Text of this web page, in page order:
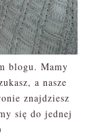
blogu. Mamy
a nasze
znajdziesz
się do jednej